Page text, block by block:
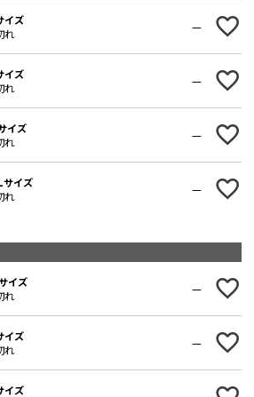
イズ
れ
—
イズ
れ
—
イズ
れ
—
イズ
れ
—
イズ
れ
—
イズ
れ
—
イズ